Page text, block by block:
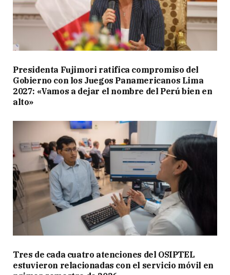
Presidenta Fujimori ratifica compromiso del
Gobierno con los Juegos Panamericanos Lima
2027: «Vamos a dejar el nombre del Perú bien en
alto»
Tres de cada cuatro atenciones del OSIPTEL
estuvieron relacionadas con el servicio móvil en